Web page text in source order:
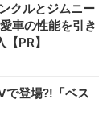
クルとジムニー
車の性能を引き
PR】
で登場?!「ベス